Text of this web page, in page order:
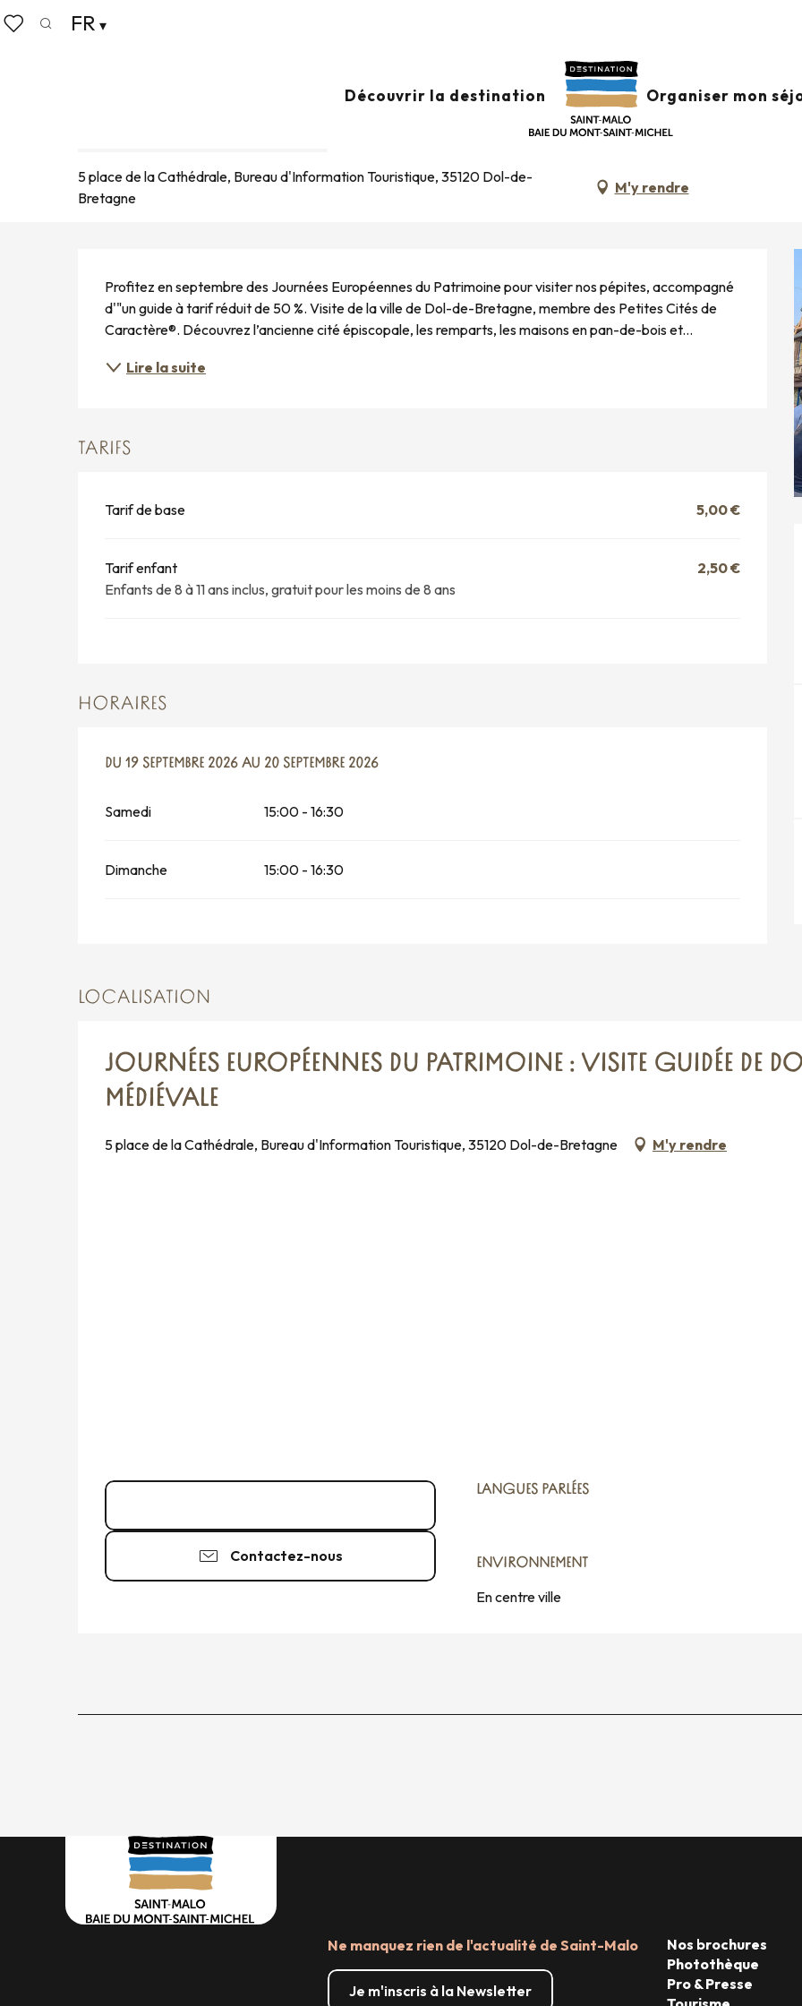
Aller
au
FR
Découvrir la destination Organiser mon
Accueil
JOURNÉES EUROPÉENNES DU PATRIMOINE : VISITE GUIDÉE DE
5 place de la Cathédrale, Bureau d'Information Touristique, 35120 Dol-de-
Bretagne
M'y rendre
Profitez en septembre des Journées Européennes du Patrimoine pour visiter nos pépites, accompagné
d'"un guide à tarif réduit de 50 %. Visite de la ville de Dol-de-Bretagne, membre des Petites Cités de
Caractère®. Découvrez l’ancienne cité épiscopale, les remparts, les maisons en pan-de-bois et...
Lire la suite
TARIFS
Tarif de base 5,00 €
Tarif enfant
Enfants de 8 à 11 ans inclus, gratuit pour les moins de 8 ans
2,50 €
HORAIRES
DU 19 SEPTEMBRE 2026AU 20 SEPTEMBRE 2026
DU 19 SEPTEMBRE 2026AU 20 SEPTEMBRE 2026
Samedi 15:00 - 16:30
Dimanche 15:00 - 16:30
LOCALISATION
JOURNÉES EUROPÉENNES DU PATRIMOINE : VISITE GUIDÉE DE
MÉDIÉVALE
5 place de la Cathédrale, Bureau d'Information Touristique, 35120 Dol-de-Bretagne M'y rendre
Contactez-nous
LANGUES PARLÉES
LANGUES PARLÉES
ENVIRONNEMENT
ENVIRONNEMENT
En centre ville
Ne manquez rien de l'actualité de Saint-Malo
Je m'inscris à la Newsletter
Nos brochures
Photothèque
Pro & Presse